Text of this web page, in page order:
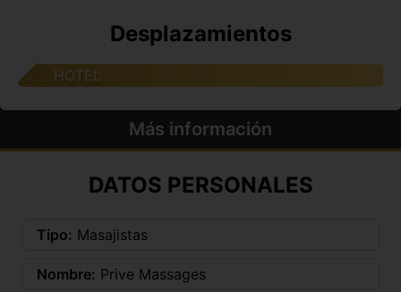
Desplazamientos
HOTEL
Más información
DATOS PERSONALES
Tipo: Masajistas
Nombre: Prive Massages